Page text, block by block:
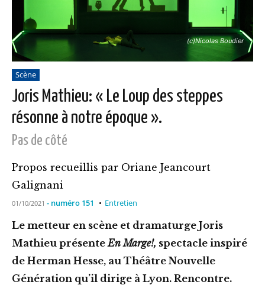
(c)Nicolas Boudier
Scène
Joris Mathieu: « Le Loup des steppes
résonne à notre époque ».
Pas de côté
Propos recueillis par Oriane Jeancourt
Galignani
01/10/2021 - numéro 151 Entretien
Le metteur en scène et dramaturge Joris
Mathieu présenteEn Marge!, spectacle inspiré
de Herman Hesse, au Théâtre Nouvelle
Génération qu’il dirige à Lyon. Rencontre.